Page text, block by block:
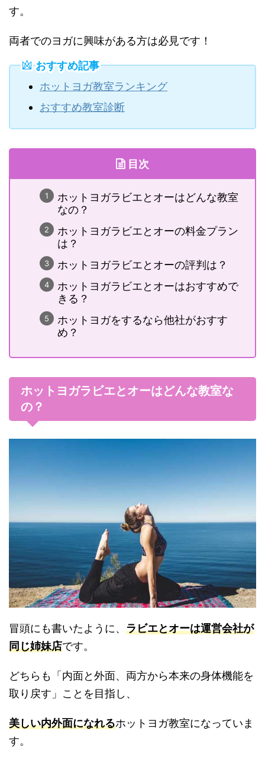
す。
両者でのヨガに興味がある方は必見です！
おすすめ記事
ホットヨガ教室ランキング
おすすめ教室診断
目次
ホットヨガラビエとオーはどんな教室
なの？
ホットヨガラビエとオーの料金プラン
は？
ホットヨガラビエとオーの評判は？
ホットヨガラビエとオーはおすすめで
きる？
ホットヨガをするなら他社がおすす
め？
ホットヨガラビエとオーはどんな教室な
の？
冒頭にも書いたように、 ラビエとオーは運営会社が
同じ姉妹店です。
どちらも「内面と外面、両方から本来の身体機能を
取り戻す」ことを目指し、
美しい内外面になれるホットヨガ教室になっていま
す。